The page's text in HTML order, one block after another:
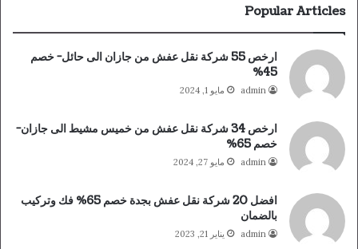
Popular Articles
ارخص 55 شركة نقل عفش من جازان الى حائل- خصم
45%
admin مايو 1, 2024
ارخص 34 شركة نقل عفش من خميس مشيط الى جازان-
خصم 65%
admin مايو 27, 2024
افضل 20 شركة نقل عفش بجدة خصم 65% فك وتركيب
بالضمان
admin يناير 21, 2023